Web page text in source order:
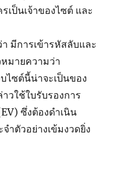
เป็นเจ้าของไซต์ และ
มีการเข้ารหัสลับและ
มายความว่า
ไซต์นี้น่าจะเป็นของ
วใช้ใบรับรองการ
ซึ่งต้องดำเนิน
ำตัวอย่างเข้มงวดยิ่ง